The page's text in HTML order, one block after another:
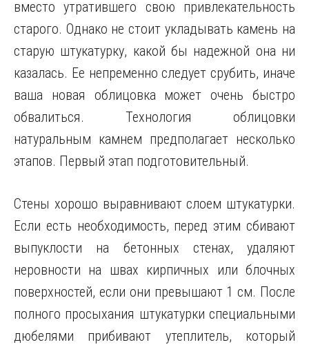
вместо утратившего свою привлекательность
старого. Однако не стоит укладывать камень на
старую штукатурку, какой бы надежной она ни
казалась. Ее непременно следует срубить, иначе
ваша новая облицовка может очень быстро
обвалиться. Технология облицовки
натуральным камнем предполагает несколько
этапов. Первый этап подготовительный.
Стены хорошо выравнивают слоем штукатурки.
Если есть необходимость, перед этим сбивают
выпуклости на бетонных стенах, удаляют
неровности на швах кирпичных или блочных
поверхностей, если они превышают 1 см. После
полного просыхания штукатурки специальными
дюбелями прибивают утеплитель, который